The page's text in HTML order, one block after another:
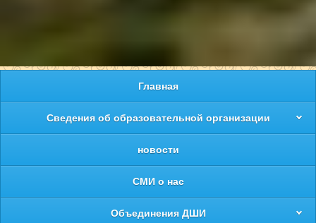
Главная
Сведения об образовательной организации
новости
СМИ о нас
Объединения ДШИ